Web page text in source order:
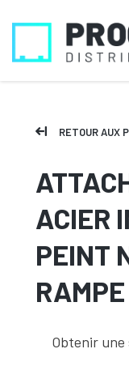
RETOUR AUX
ACIER
PEINT
Obtenir une